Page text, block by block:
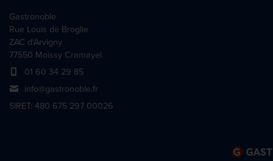
Gastronoble
Rue Louis de Broglie
ZAC d'Arvigny
77550 Moissy Cramayel
01 60 34 29 85
info@gastronoble.fr
SIRET: 480 675 297 00026